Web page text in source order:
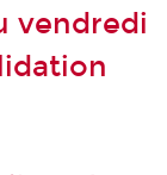
vendredi